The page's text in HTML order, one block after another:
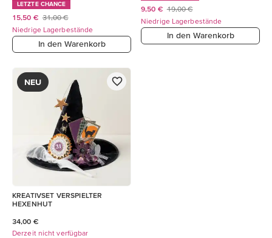
LETZTE CHANCE
15,50 € 31,00 €
Niedrige Lagerbestände
In den Warenkorb
9,50 € 19,00 €
Niedrige Lagerbestände
In den Warenkorb
NEU
KREATIVSET VERSPIELTER
HEXENHUT
34,00 €
Derzeit nicht verfügbar